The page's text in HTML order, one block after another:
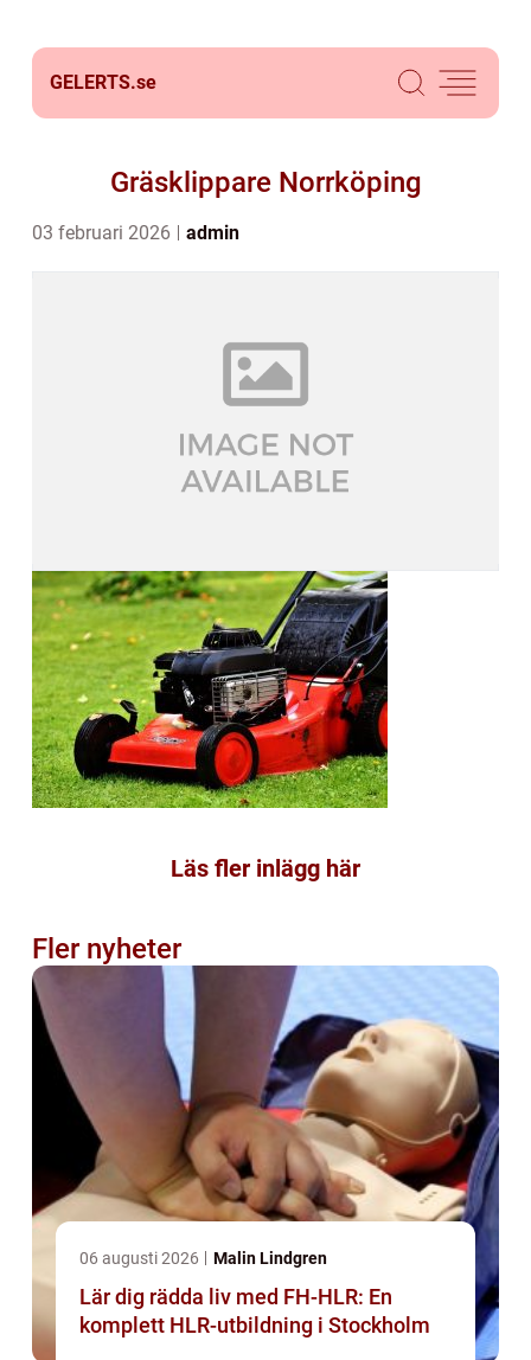
GELERTS.se
Gräsklippare Norrköping
03 februari 2026 admin
Läs fler inlägg här
Fler nyheter
06 augusti 2026 Malin Lindgren
Lär dig rädda liv med FH-HLR: En
komplett HLR-utbildning i Stockholm